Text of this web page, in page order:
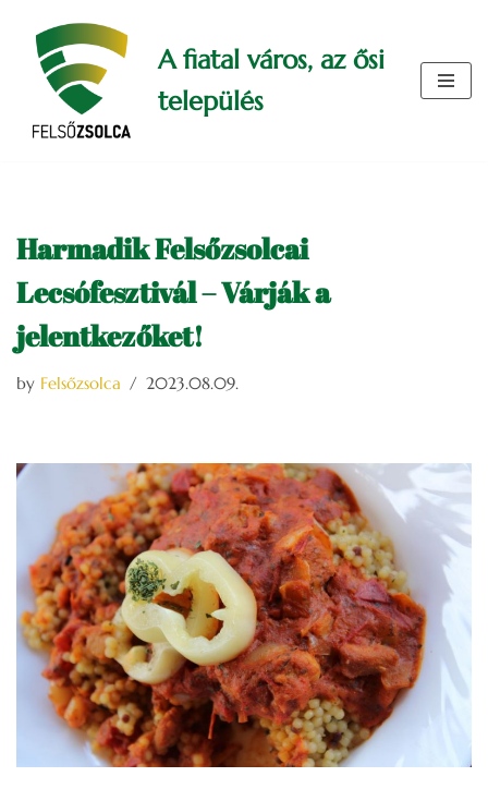
Skip
content
A fiatal város, az ősi
település
Harmadik Felsőzsolcai
Lecsófesztivál – Várják a
jelentkezőket!
by Felsőzsolca 2023.08.09.